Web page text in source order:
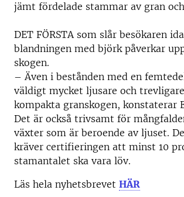
jämt fördelade stammar av gran
DET FÖRSTA som slår besökaren
blandningen med björk påverkar
skogen.
– Även i bestånden med en
väldigt mycket ljusare och
kompakta granskogen, konstaterar
Det är också trivsamt för
växter som är beroende av ljuset.
kräver certifieringen att minst 10
stamantalet ska vara löv.
Läs hela nyhetsbrevet HÄR